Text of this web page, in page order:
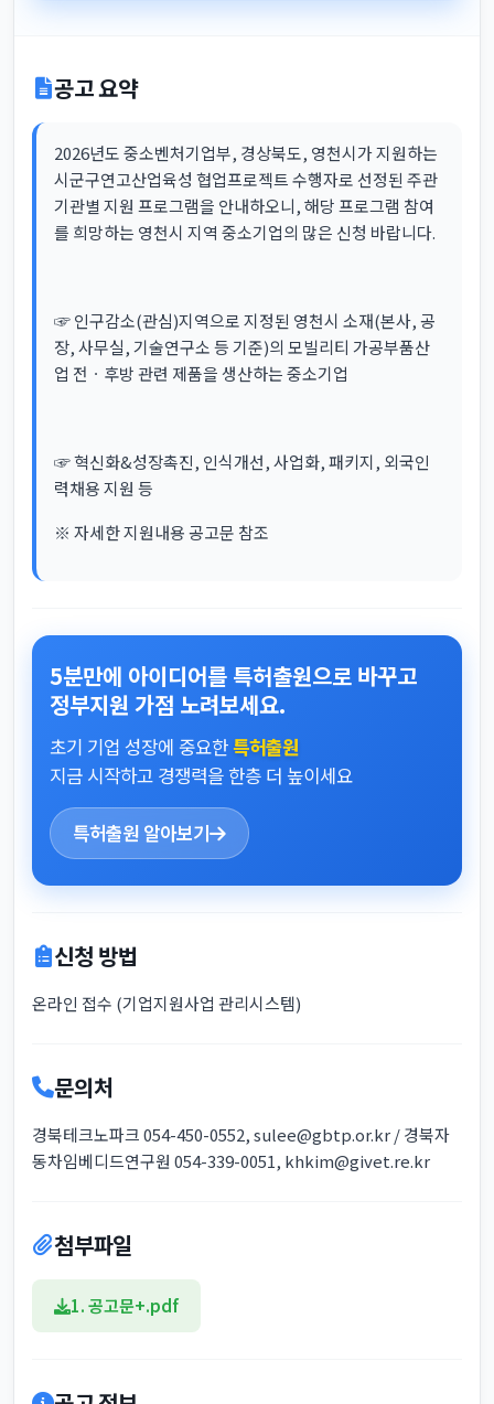
공고 요약
2026년도 중소벤처기업부, 경상북도, 영천시가 지원하는
시군구연고산업육성 협업프로젝트 수행자로 선정된 주관
기관별 지원 프로그램을 안내하오니, 해당 프로그램 참여
를 희망하는 영천시 지역 중소기업의 많은 신청 바랍니다.
☞ 인구감소(관심)지역으로 지정된 영천시 소재(본사, 공
장, 사무실, 기술연구소 등 기준)의 모빌리티 가공부품산
업 전ㆍ후방 관련 제품을 생산하는 중소기업
☞ 혁신화&성장촉진, 인식개선, 사업화, 패키지, 외국인
력채용 지원 등
※ 자세한 지원내용 공고문 참조
5분만에 아이디어를 특허출원으로 바꾸고
정부지원 가점 노려보세요.
초기 기업 성장에 중요한특허출원
지금 시작하고 경쟁력을 한층 더 높이세요
특허출원 알아보기
신청 방법
온라인 접수 (기업지원사업 관리시스템)
문의처
경북테크노파크 054-450-0552, sulee@gbtp.or.kr / 경북자
동차임베디드연구원 054-339-0051, khkim@givet.re.kr
첨부파일
1. 공고문+.pdf